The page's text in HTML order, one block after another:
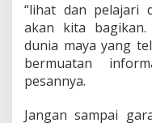
“lihat dan pelajari
akan kita
dunia maya yang
bermuatan
pesannya.
Jangan sampai